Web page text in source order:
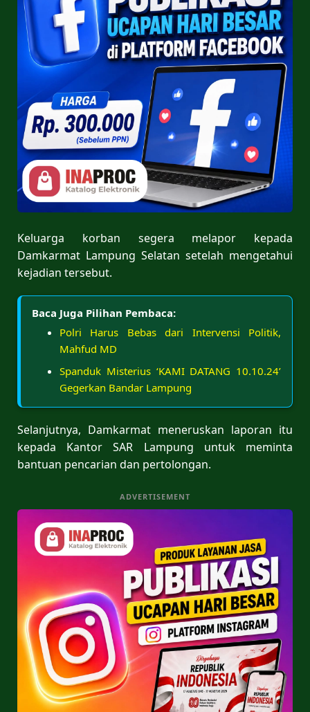
Keluarga korban segera melapor kepada
Damkarmat Lampung Selatan setelah mengetahui
kejadian tersebut.
Baca Juga Pilihan Pembaca:
Polri Harus Bebas dari Intervensi Politik,
Mahfud MD
Spanduk Misterius ‘KAMI DATANG 10.10.24’
Gegerkan Bandar Lampung
Selanjutnya, Damkarmat meneruskan laporan itu
kepada Kantor SAR Lampung untuk meminta
bantuan pencarian dan pertolongan.
ADVERTISEMENT